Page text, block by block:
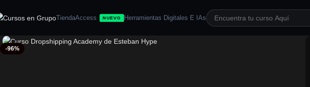
TiendaAccess NUEVO Herramientas Digitales E IAs
-96%